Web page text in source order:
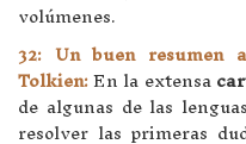
volúmenes.
32: Un buen
Tolkien:En la extensa
de algunas de las
resolver las primeras